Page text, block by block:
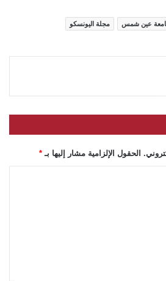
عين شمس مجلة اليونسكو
الحقول الإلزامية مشار إليها بـ *